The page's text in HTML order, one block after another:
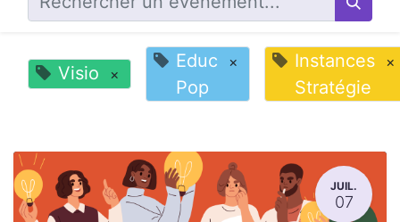
Visio ×
Educ
Pop
×
Instances
Stratégie
×
JUIL.
07